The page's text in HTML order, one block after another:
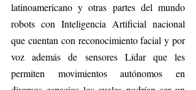
latinoamericano y otras partes del mundo
robots con Inteligencia Artificial nacional
que cuentan con reconocimiento facial y por
voz además de sensores Lídar que les
permiten movimientos autónomos en